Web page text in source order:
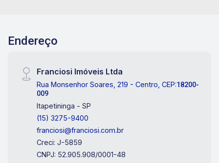
Endereço
Franciosi Imóveis Ltda
Rua Monsenhor Soares, 219 - Centro, CEP:18200-
009
Itapetininga - SP
(15) 3275-9400
franciosi@franciosi.com.br
Creci: J-5859
CNPJ: 52.905.908/0001-48